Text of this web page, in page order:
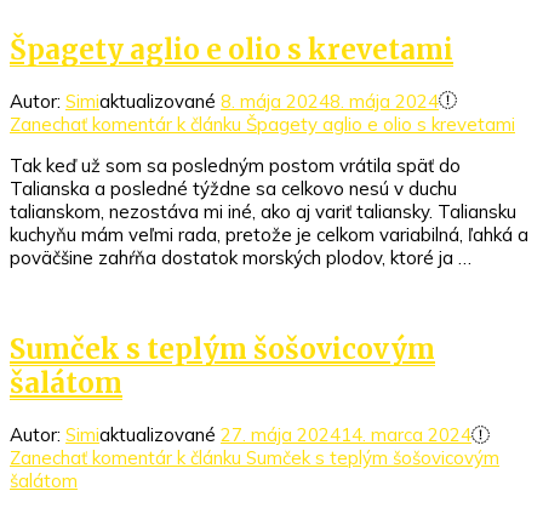
Špagety aglio e olio s krevetami
Autor: Simiaktualizované 8. mája 20248. mája 2024
Zanechať komentár k článku Špagety aglio e olio s krevetami
Tak keď už som sa posledným postom vrátila späť do
Talianska a posledné týždne sa celkovo nesú v duchu
talianskom, nezostáva mi iné, ako aj variť taliansky. Taliansku
kuchyňu mám veľmi rada, pretože je celkom variabilná, ľahká a
poväčšine zahŕňa dostatok morských plodov, ktoré ja …
Sumček s teplým šošovicovým
šalátom
Autor: Simiaktualizované 27. mája 202414. marca 2024
Zanechať komentár k článku Sumček s teplým šošovicovým
šalátom